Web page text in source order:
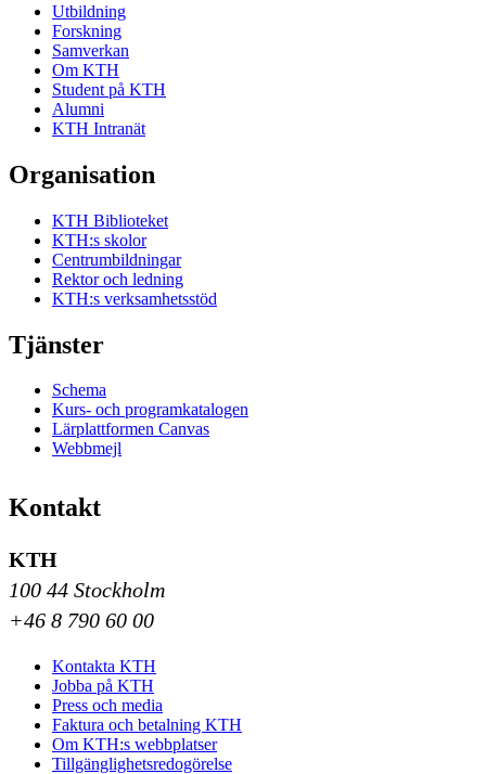
Utbildning
Forskning
Samverkan
Om KTH
Student på KTH
Alumni
KTH Intranät
Organisation
KTH Biblioteket
KTH:s skolor
Centrumbildningar
Rektor och ledning
KTH:s verksamhetsstöd
Tjänster
Schema
Kurs- och programkatalogen
Lärplattformen Canvas
Webbmejl
Kontakt
KTH
100 44 Stockholm
+46 8 790 60 00
Kontakta KTH
Jobba på KTH
Press och media
Faktura och betalning KTH
Om KTH:s webbplatser
Tillgänglighetsredogörelse